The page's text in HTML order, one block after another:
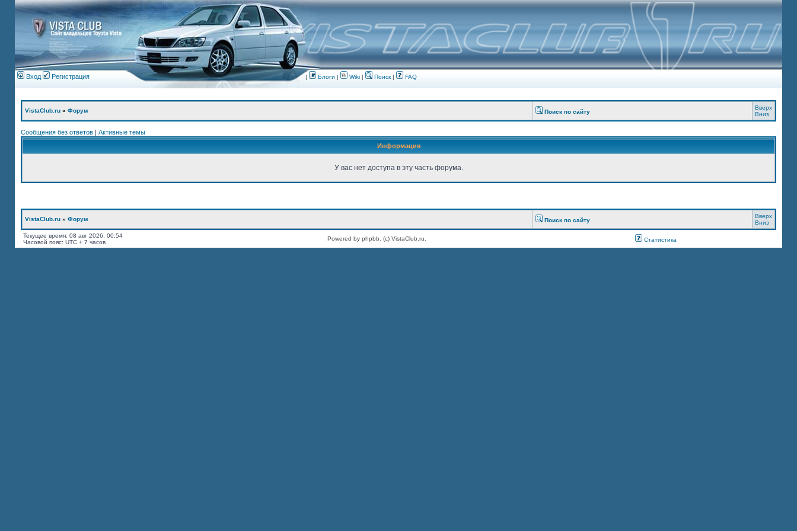
Вход Регистрация | Блоги | Wiki | Поиск| FAQ
VistaClub.ru » Форум Поиск по сайту
Вверх
Вниз
Сообщения без ответов | Активные темы
Информация
У вас нет доступа в эту часть форума.
VistaClub.ru » Форум Поиск по сайту
Вверх
Вниз
Текущее время: 08 авг 2026, 00:54
Часовой пояс: UTC + 7 часов
Powered by phpbb. (c) VistaClub.ru. Статистика